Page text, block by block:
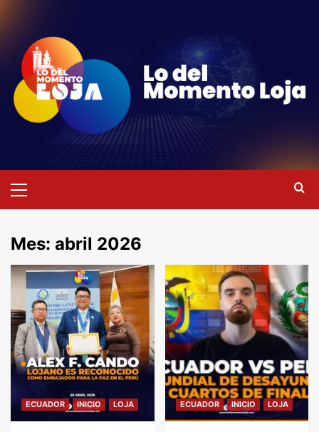
contenido
primario
Mes: abril 2026
ECUADOR INICIO LOJA ECUADOR INICIO LOJA